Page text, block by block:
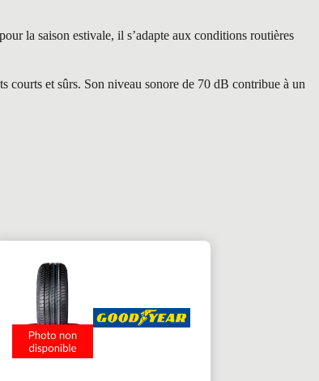
la saison estivale, il s’adapte aux conditions routières
et sûrs. Son niveau sonore de 70 dB contribue à un